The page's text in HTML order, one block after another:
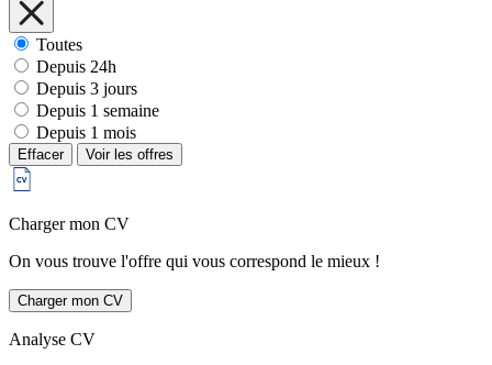
Toutes
Depuis 24h
Depuis 3 jours
Depuis 1 semaine
Depuis 1 mois
Effacer Voir les offres
Charger mon CV
On vous trouve l'offre qui vous correspond le mieux !
Charger mon CV
Analyse CV